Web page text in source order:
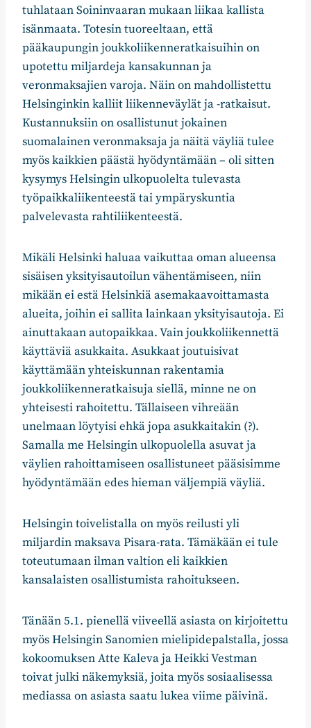
tuhlataan Soininvaaran mukaan liikaa kallista
isänmaata. Totesin tuoreeltaan, että
pääkaupungin joukkoliikenneratkaisuihin on
upotettu miljardeja kansakunnan ja
veronmaksajien varoja. Näin on mahdollistettu
Helsinginkin kalliit liikenneväylät ja -ratkaisut.
Kustannuksiin on osallistunut jokainen
suomalainen veronmaksaja ja näitä väyliä tulee
myös kaikkien päästä hyödyntämään – oli sitten
kysymys Helsingin ulkopuolelta tulevasta
työpaikkaliikenteestä tai ympäryskuntia
palvelevasta rahtiliikenteestä.
Mikäli Helsinki haluaa vaikuttaa oman alueensa
sisäisen yksityisautoilun vähentämiseen, niin
mikään ei estä Helsinkiä asemakaavoittamasta
alueita, joihin ei sallita lainkaan yksityisautoja. Ei
ainuttakaan autopaikkaa. Vain joukkoliikennettä
käyttäviä asukkaita. Asukkaat joutuisivat
käyttämään yhteiskunnan rakentamia
joukkoliikenneratkaisuja siellä, minne ne on
yhteisesti rahoitettu. Tällaiseen vihreään
unelmaan löytyisi ehkä jopa asukkaitakin (?).
Samalla me Helsingin ulkopuolella asuvat ja
väylien rahoittamiseen osallistuneet pääsisimme
hyödyntämään edes hieman väljempiä väyliä.
Helsingin toivelistalla on myös reilusti yli
miljardin maksava Pisara-rata. Tämäkään ei tule
toteutumaan ilman valtion eli kaikkien
kansalaisten osallistumista rahoitukseen.
Tänään 5.1. pienellä viiveellä asiasta on kirjoitettu
myös Helsingin Sanomien mielipidepalstalla, jossa
kokoomuksen Atte Kaleva ja Heikki Vestman
toivat julki näkemyksiä, joita myös sosiaalisessa
mediassa on asiasta saatu lukea viime päivinä.